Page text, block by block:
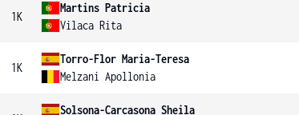
1K
Martins Patricia
Vilaca Rita
1K
Torro-Flor Maria-Teresa
Melzani Apollonia
Solsona-Carcasona Sheila